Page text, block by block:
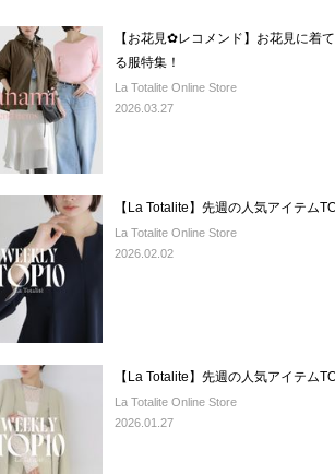
【お花見✿レコメンド】お花見に着
る服特集！
La Totalite Online Store
2026.03.27
【La Totalite】先週の人気アイテム
La Totalite Online Store
2026.02.02
【La Totalite】先週の人気アイテム
La Totalite Online Store
2026.01.27